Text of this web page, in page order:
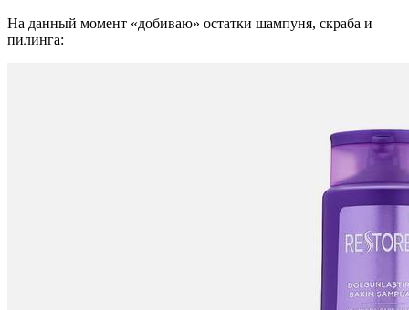
На данный момент «добиваю» остатки шампуня, скраба и
пилинга: